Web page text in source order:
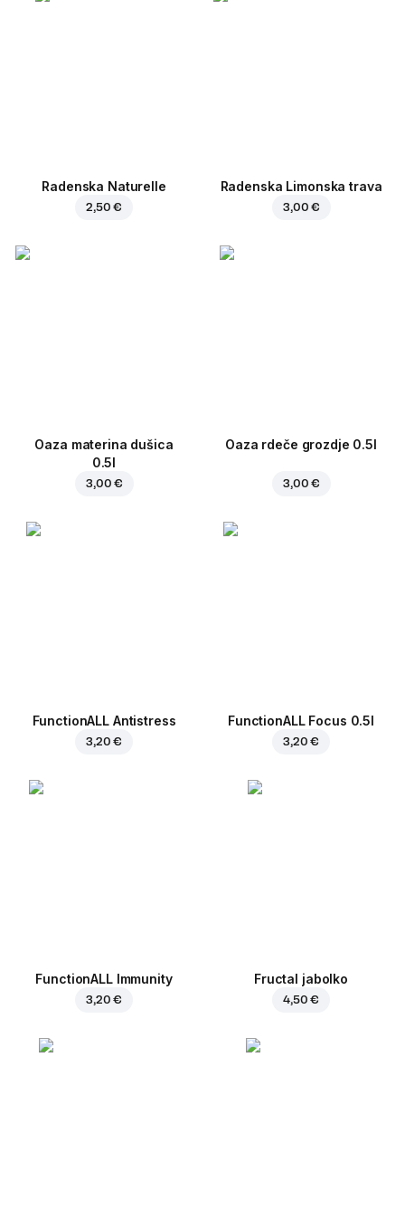
Radenska Naturelle
2,50 €
Radenska Limonska trava
3,00 €
Oaza materina dušica
0.5l
3,00 €
Oaza rdeče grozdje 0.5l
3,00 €
FunctionALL Antistress
3,20 €
FunctionALL Focus 0.5l
3,20 €
FunctionALL Immunity
3,20 €
Fructal jabolko
4,50 €